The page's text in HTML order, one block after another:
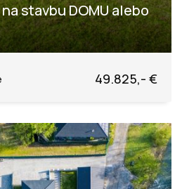
stavbu DOMU alebo
49.825,- €